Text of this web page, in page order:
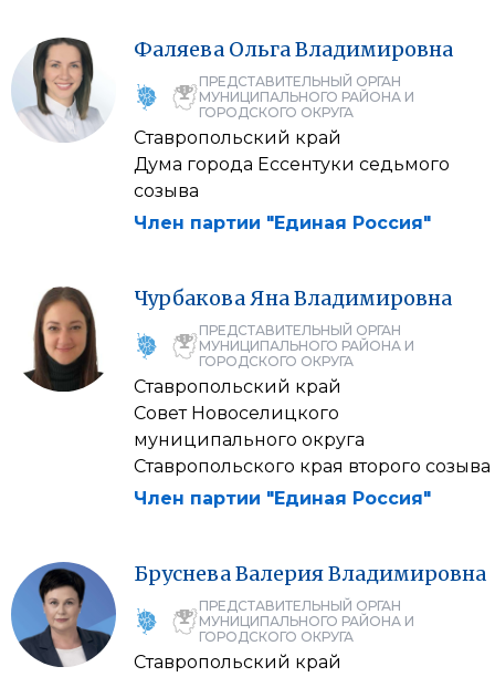
Фаляева ОльгаВладимировна
ПРЕДСТАВИТЕЛЬНЫЙ ОРГАН
МУНИЦИПАЛЬНОГО РАЙОНА И
ГОРОДСКОГО ОКРУГА
Ставропольский край
Дума города Ессентуки седьмого
созыва
Член партии "Единая Россия"
ЧурбаковаЯнаВладимировна
ПРЕДСТАВИТЕЛЬНЫЙ ОРГАН
МУНИЦИПАЛЬНОГО РАЙОНА И
ГОРОДСКОГО ОКРУГА
Ставропольский край
Совет Новоселицкого
муниципального округа
Ставропольского края второго созыва
Член партии "Единая Россия"
БрусневаВалерияВладимировна
ПРЕДСТАВИТЕЛЬНЫЙ ОРГАН
МУНИЦИПАЛЬНОГО РАЙОНА И
ГОРОДСКОГО ОКРУГА
Ставропольский край